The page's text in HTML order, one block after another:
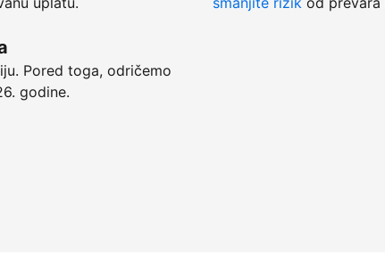
Pored toga, odričemo
godine.